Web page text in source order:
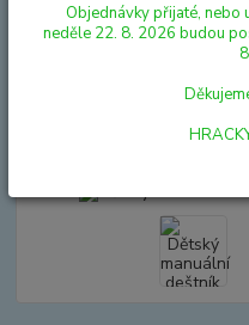
DEŠTNÍKY A SLUNEČNÍKY
průsvitný fialový
Dětský
průsvitný
Objednávky přijaté, nebo
neděle 22. 8. 2026 budou